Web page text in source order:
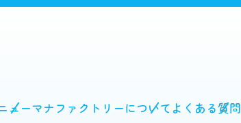
ューマナファクトリーについて よくある質問